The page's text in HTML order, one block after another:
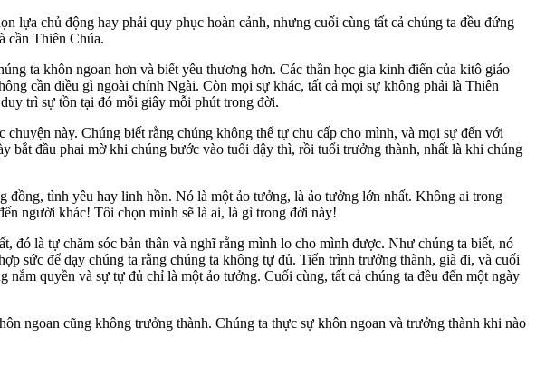
lựa chủ động hay phải quy phục hoàn cảnh, nhưng cuối cùng tất cả chúng ta đều đứng
cần Thiên Chúa.
ta khôn ngoan hơn và biết yêu thương hơn. Các thần học gia kinh điển của kitô giáo
cần điều gì ngoài chính Ngài. Còn mọi sự khác, tất cả mọi sự không phải là Thiên
trì sự tồn tại đó mỗi giây mỗi phút trong đời.
này. Chúng biết rằng chúng không thể tự chu cấp cho mình, và mọi sự đến với
bắt đầu phai mờ khi chúng bước vào tuổi dậy thì, rồi tuổi trưởng thành, nhất là khi chúng
tình yêu hay linh hồn. Nó là một ảo tưởng, là ảo tưởng lớn nhất. Không ai trong
người khác! Tôi chọn mình sẽ là ai, là gì trong đời này!
đó là tự chăm sóc bản thân và nghĩ rằng mình lo cho mình được. Như chúng ta biết, nó
sức để dạy chúng ta rằng chúng ta không tự đủ. Tiến trình trưởng thành, già đi, và cuối
quyền và sự tự đủ chỉ là một ảo tưởng. Cuối cùng, tất cả chúng ta đều đến một ngày
ngoan cũng không trưởng thành. Chúng ta thực sự khôn ngoan và trưởng thành khi nào